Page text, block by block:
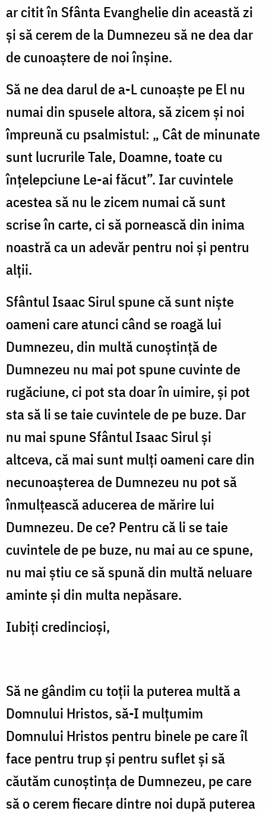
ar citit în Sfânta Evanghelie din această zi
și să cerem de la Dumnezeu să ne dea dar
de cunoaștere de noi înșine.
Să ne dea darul de a-L cunoaște pe El nu
numai din spusele altora, să zicem și noi
împreună cu psalmistul: „ Cât de minunate
sunt lucrurile Tale, Doamne, toate cu
înțelepciune Le-ai făcut”. Iar cuvintele
acestea să nu le zicem numai că sunt
scrise în carte, ci să pornească din inima
noastră ca un adevăr pentru noi și pentru
alții.
Sfântul Isaac Sirul spune că sunt niște
oameni care atunci când se roagă lui
Dumnezeu, din multă cunoștință de
Dumnezeu nu mai pot spune cuvinte de
rugăciune, ci pot sta doar în uimire, și pot
sta să li se taie cuvintele de pe buze. Dar
nu mai spune Sfântul Isaac Sirul și
altceva, că mai sunt mulți oameni care din
necunoașterea de Dumnezeu nu pot să
înmulțească aducerea de mărire lui
Dumnezeu. De ce? Pentru că li se taie
cuvintele de pe buze, nu mai au ce spune,
nu mai știu ce să spună din multă neluare
aminte și din multa nepăsare.
Iubiți credincioși,
Să ne gândim cu toții la puterea multă a
Domnului Hristos, să-I mulțumim
Domnului Hristos pentru binele pe care îl
face pentru trup și pentru suflet și să
căutăm cunoștința de Dumnezeu, pe care
să o cerem fiecare dintre noi după puterea